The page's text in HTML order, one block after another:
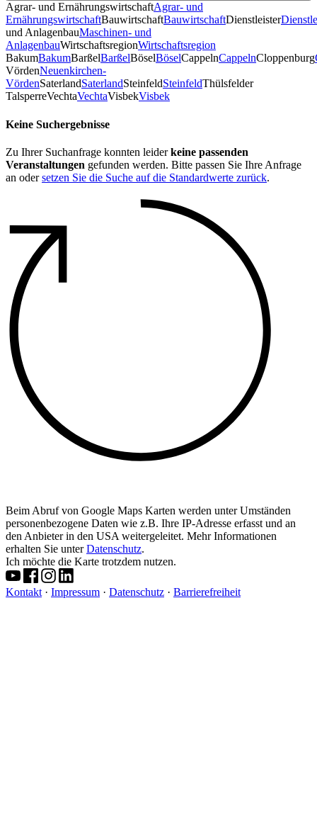
Agrar- und ErnährungswirtschaftAgrar- und
ErnährungswirtschaftBauwirtschaftBauwirtschaftDienstleister
und AnlagenbauMaschinen- und
AnlagenbauWirtschaftsregionWirtschaftsregion
BakumBakumBarßelBarßelBöselBöselCappelnCappelnCloppenburg
VördenNeuenkirchen-
VördenSaterlandSaterlandSteinfeldSteinfeldThülsfelder
TalsperreVechtaVechtaVisbekVisbek
Keine Suchergebnisse
Zu Ihrer Suchanfrage konnten leiderkeine passenden
Veranstaltungen gefunden werden. Bitte passen Sie Ihre Anfrage
an odersetzen Sie die Suche auf die Standardwerte zurück.
Beim Abruf von Google Maps Karten werden unter Umständen
personenbezogene Daten wie z.B. Ihre IP-Adresse erfasst und an
den Anbieter in den USA weitergeleitet. Mehr Informationen
erhalten Sie unterDatenschutz.
Ich möchte die Karte trotzdem nutzen.
Kontakt · Impressum · Datenschutz · Barrierefreiheit